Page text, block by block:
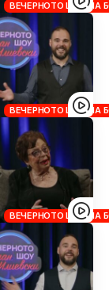
ВЕЧЕРНОТО ШОУ НА
ВЕЧЕРНОТО ШОУ НА
ВЕЧЕРНОТО ШОУ НА